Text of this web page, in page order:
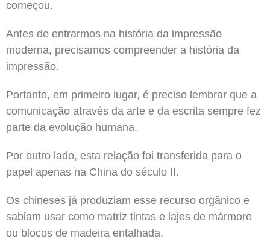
começou.
Antes de entrarmos na história da impressão
moderna, precisamos compreender a história da
impressão.
Portanto, em primeiro lugar, é preciso lembrar que a
comunicação através da arte e da escrita sempre fez
parte da evolução humana.
Por outro lado, esta relação foi transferida para o
papel apenas na China do século II.
Os chineses já produziam esse recurso orgânico e
sabiam usar como matriz tintas e lajes de mármore
ou blocos de madeira entalhada.